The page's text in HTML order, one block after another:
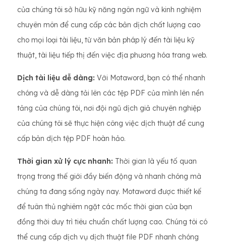
của chúng tôi sở hữu kỹ năng ngôn ngữ và kinh nghiệm
chuyên môn để cung cấp các bản dịch chất lượng cao
cho mọi loại tài liệu, từ văn bản pháp lý đến tài liệu kỹ
thuật, tài liệu tiếp thị đến việc địa phương hóa trang web.
Dịch tài liệu dễ dàng: Với Motaword, bạn có thể nhanh
chóng và dễ dàng tải lên các tệp PDF của mình lên nền
tảng của chúng tôi, nơi đội ngũ dịch giả chuyên nghiệp
của chúng tôi sẽ thực hiện công việc dịch thuật để cung
cấp bản dịch tệp PDF hoàn hảo.
Thời gian xử lý cực nhanh: Thời gian là yếu tố quan
trọng trong thế giới đầy biến động và nhanh chóng mà
chúng ta đang sống ngày nay. Motaword được thiết kế
để tuân thủ nghiêm ngặt các mốc thời gian của bạn
đồng thời duy trì tiêu chuẩn chất lượng cao. Chúng tôi có
thể cung cấp dịch vụ dịch thuật file PDF nhanh chóng